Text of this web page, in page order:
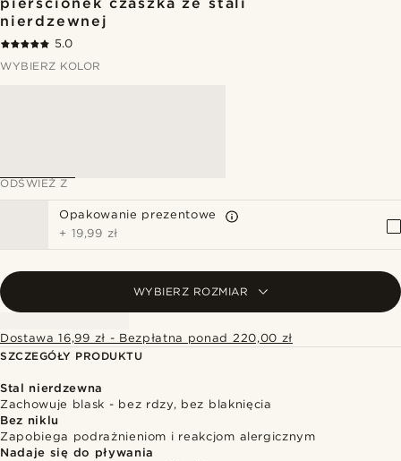
nierdzewnej
5.0
WYBIERZ KOLOR
ODŚWIEŻ Z
Opakowanie prezentowe
+ 19,99 zł
WYBIERZ ROZMIAR
Dostawa 16,99 zł - Bezpłatna ponad 220,00 zł
SZCZEGÓŁY PRODUKTU
Stal nierdzewna
Zachowuje blask - bez rdzy, bez blaknięcia
Bez niklu
Zapobiega podrażnieniom i reakcjom alergicznym
Nadaje się do pływania